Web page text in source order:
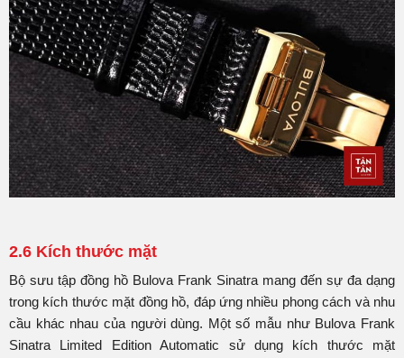
2.6 Kích thước mặt
Bộ sưu tập đồng hồ Bulova Frank Sinatra mang đến sự đa dạng
trong kích thước mặt đồng hồ, đáp ứng nhiều phong cách và nhu
cầu khác nhau của người dùng. Một số mẫu như Bulova Frank
Sinatra Limited Edition Automatic sử dụng kích thước mặt